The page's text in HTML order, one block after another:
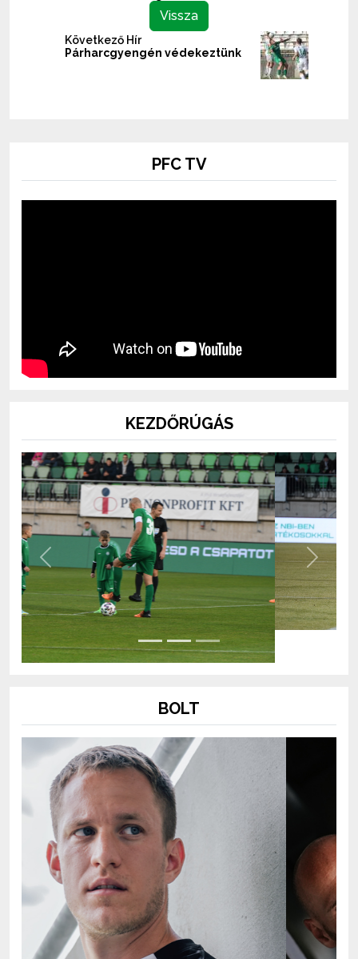
Vissza
Következő Hír
Párharcgyengén védekeztünk
PFC TV
KEZDŐRÚGÁS
Previous Next
Previous Next